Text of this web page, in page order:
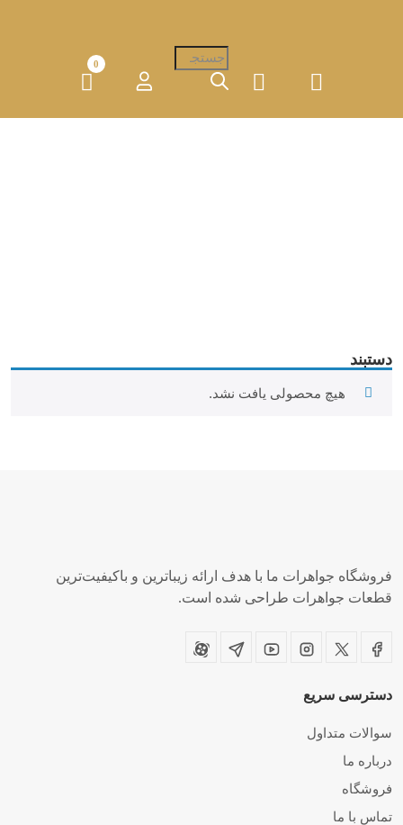
Products
search
0
دستبند
هیچ محصولی یافت نشد.
فروشگاه جواهرات ما با هدف ارائه زیباترین و باکیفیت‌ترین
قطعات جواهرات طراحی شده است.
دسترسی سریع
سوالات متداول
درباره ما
فروشگاه
تماس با ما